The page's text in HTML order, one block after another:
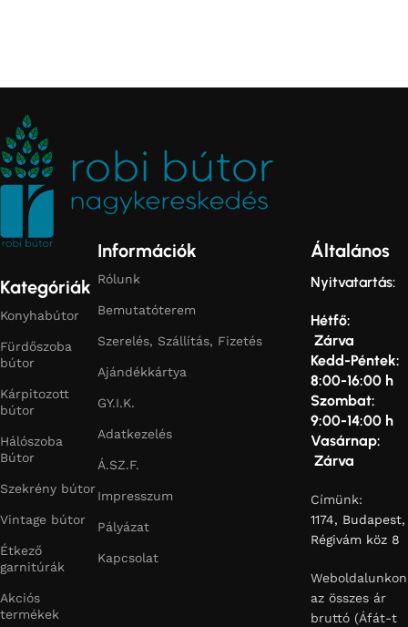
Kategóriák
Konyhabútor
Fürdőszoba
bútor
Kárpitozott
bútor
Hálószoba
Bútor
Szekrény bútor
Vintage bútor
Étkező
garnitúrák
Akciós
termékek
Információk
Rólunk
Bemutatóterem
Szerelés, Szállítás, Fizetés
Ajándékkártya
GY.I.K.
Adatkezelés
Á.SZ.F.
Impresszum
Pályázat
Kapcsolat
Általános
Nyitvatartás:
Hétfő:
Zárva
Kedd-Péntek:
8:00-16:00 h
Szombat:
9:00-14:00 h
Vasárnap:
Zárva
Címünk:
1174, Budapest,
Régivám köz 8
Weboldalunkon
az összes ár
bruttó (Áfát-t